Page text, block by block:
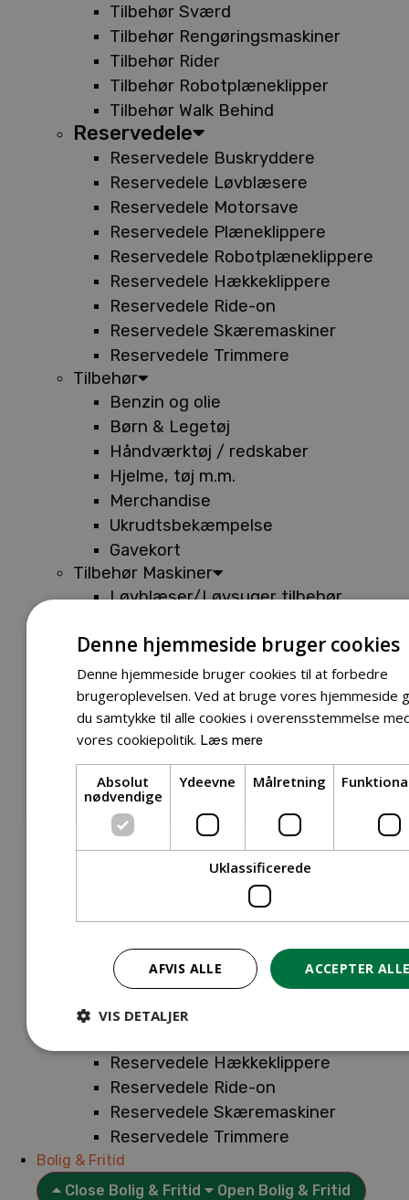
Tilbehør Sværd
Tilbehør Rengøringsmaskiner
Tilbehør Rider
Tilbehør Robotplæneklipper
Tilbehør Walk Behind
Reservedele
Reservedele Buskryddere
Reservedele Løvblæsere
Reservedele Motorsave
Reservedele Plæneklippere
Reservedele Robotplæneklippere
Reservedele Hækkeklippere
Reservedele Ride-on
Reservedele Skæremaskiner
Reservedele Trimmere
Tilbehør
Benzin og olie
Børn & Legetøj
Håndværktøj / redskaber
Hjelme, tøj m.m.
Merchandise
Ukrudtsbekæmpelse
Gavekort
Tilbehør Maskiner
Løvblæser/Løvsuger tilbehør
Tilbehør Buskryddere og Trimmere
Tilbehør Entreprenørudstyr
Tilbehør Havetraktor
Tilbehør Hækkeklippere
Tilbehør Motorsav
Tilbehør Kæder
Tilbehør Sværd
Tilbehør Rengøringsmaskiner
Tilbehør Robotplæneklipper
Tilbehør Walk Behind
Reservedele Løvblæsere
Reservedele Motorsave
Reservedele Plæneklippere
Reservedele Hækkeklippere
Reservedele Ride-on
Reservedele Skæremaskiner
Reservedele Trimmere
Bolig & Fritid
Close Bolig & Fritid
Open Bolig & Fritid
Denne hjemmeside bruger cookies
Denne hjemmeside bruger cookies til at forbedre
brugeroplevelsen. Ved at bruge vores hjemmeside
du samtykke til alle cookies i overensstemmelse
vores cookiepolitik. Læs mere
Absolut
nødvendige
Ydeevne Målretning
Uklassificerede
ACCEPTER
AFVIS ALLE
VIS DETALJER